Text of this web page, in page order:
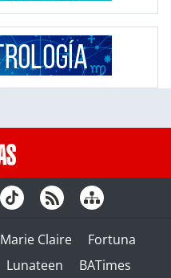
Marie Claire
Fortuna
Lunateen BATimes